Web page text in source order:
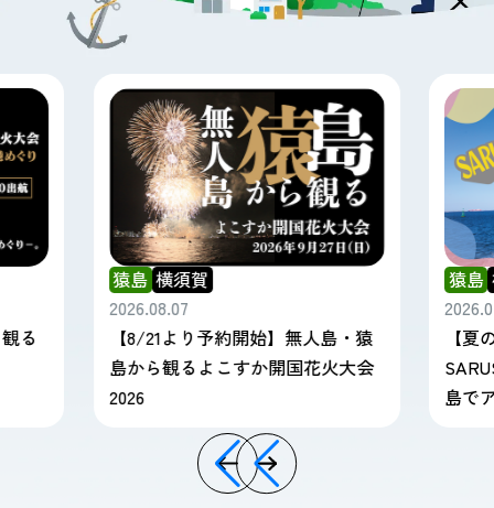
8/21より予約開始】無人島・猿
から観るよこすか開国花火大会
【夏の猿島を満喫し
SARUSHIMA
島でアツい思い出を